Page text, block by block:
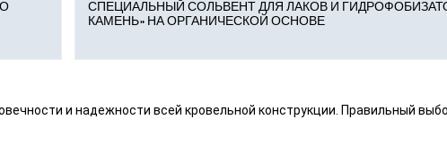
СПЕЦИАЛЬНЫЙ СОЛЬВЕНТ ДЛЯ ЛАКОВ И
КАМЕНЬ» НА ОРГАНИЧЕСКОЙ ОСНОВЕ
и надежности всей кровельной конструкции. Правильный